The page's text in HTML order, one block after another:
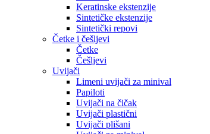
Keratinske ekstenzije
Sintetičke ekstenzije
Sintetički repovi
Četke i češljevi
Četke
Češljevi
Uvijači
Limeni uvijači za minival
Papiloti
Uvijači na čičak
Uvijači plastični
Uvijači plišani